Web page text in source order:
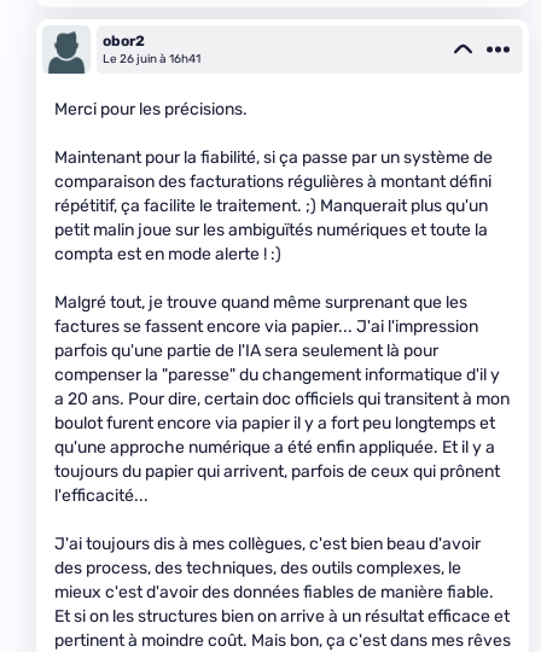
obor2
Le 26 juin à 16h41
Merci pour les précisions.
Maintenant pour la fiabilité, si ça passe par un système de
comparaison des facturations régulières à montant défini
répétitif, ça facilite le traitement. ;) Manquerait plus qu'un
petit malin joue sur les ambiguïtés numériques et toute la
compta est en mode alerte ! :)
Malgré tout, je trouve quand même surprenant que les
factures se fassent encore via papier... J'ai l'impression
parfois qu'une partie de l'IA sera seulement là pour
compenser la "paresse" du changement informatique d'il y
a 20 ans. Pour dire, certain doc officiels qui transitent à mon
boulot furent encore via papier il y a fort peu longtemps et
qu'une approche numérique a été enfin appliquée. Et il y a
toujours du papier qui arrivent, parfois de ceux qui prônent
l'efficacité...
J'ai toujours dis à mes collègues, c'est bien beau d'avoir
des process, des techniques, des outils complexes, le
mieux c'est d'avoir des données fiables de manière fiable.
Et si on les structures bien on arrive à un résultat efficace et
pertinent à moindre coût. Mais bon, ça c'est dans mes rêves